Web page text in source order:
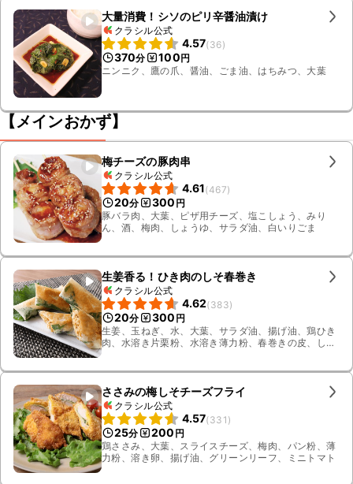
大量消費！シソのピリ辛醤油漬け
クラシル公式
4.57(36)
370分 100円
ニンニク、鷹の爪、醤油、ごま油、はちみつ、大葉
【メインおかず】
梅チーズの豚肉串
クラシル公式
4.61(467)
20分 300 円
豚バラ肉、大葉、ピザ用チーズ、塩こしょう、みり
ん、酒、梅肉、しょうゆ、サラダ油、白いりごま
生姜香る！ひき肉のしそ春巻き
クラシル公式
4.62(383)
20分 300 円
生姜、玉ねぎ、水、大葉、サラダ油、揚げ油、鶏ひき
肉、水溶き片栗粉、水溶き薄力粉、春巻きの皮、しょ
ささみの梅しそチーズフライ
クラシル公式
4.57(331 )
25分 200 円
鶏ささみ、大葉、スライスチーズ、梅肉、パン粉、薄
力粉、溶き卵、揚げ油、グリーンリーフ、ミニトマト